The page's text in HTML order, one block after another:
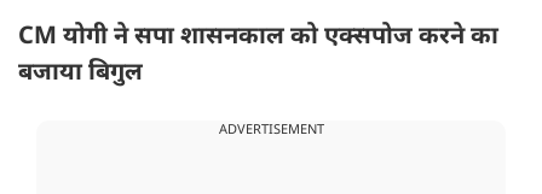
CM योगी ने सपा शासनकाल को एक्सपोज करने का
बजाया बिगुल
ADVERTISEMENT